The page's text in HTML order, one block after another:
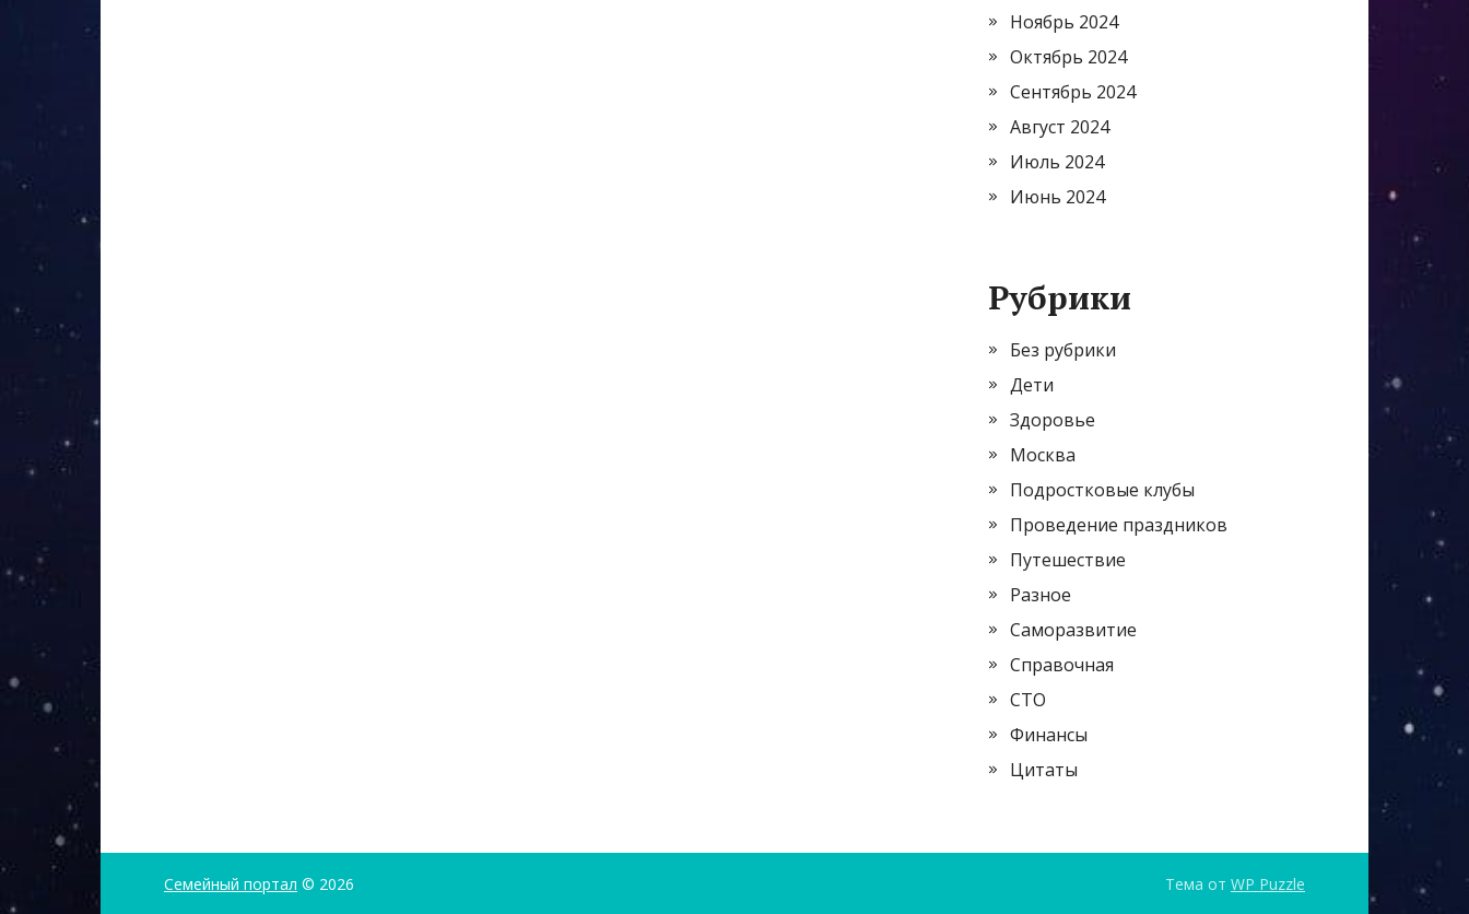
Ноябрь 2024
Октябрь 2024
Сентябрь 2024
Август 2024
Июль 2024
Июнь 2024
Рубрики
Без рубрики
Дети
Здоровье
Москва
Подростковые клубы
Проведение праздников
Путешествие
Разное
Саморазвитие
Справочная
СТО
Финансы
Цитаты
Семейный портал © 2026 Тема от WP Puzzle